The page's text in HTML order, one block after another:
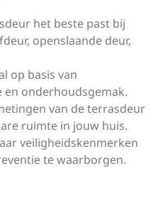
het beste past bij
openslaande deur,
op basis van
en onderhoudsgemak.
van de terrasdeur
ruimte in jouw huis.
veiligheidskenmerken
te waarborgen.